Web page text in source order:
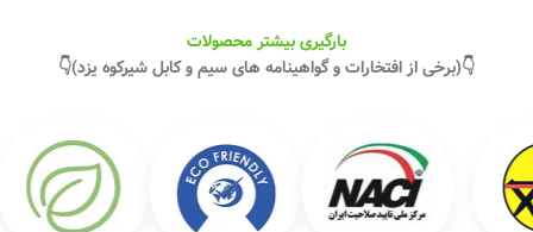
بارگیری بیشتر محصولات
👇(برخی از افتخارات و گواهینامه های سیم و کابل شیرکوه یزد)👇